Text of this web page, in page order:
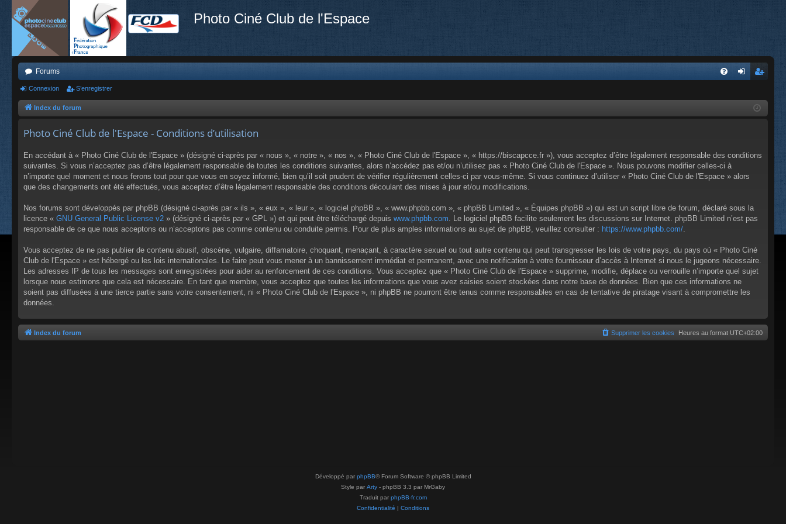
Photo Ciné Club de l'Espace
Forums
nr
re
Connexion S’enregistrer
Index du forum
Photo Ciné Club de l'Espace - Conditions d’utilisation
En accédant à « Photo Ciné Club de l'Espace » (désigné ci-après par « nous », « notre », « nos », « Photo Ciné Club de l'Espace », « https://biscapcce.fr »), vous acceptez d’être légalement responsable des conditions
suivantes. Si vous n’acceptez pas d’être légalement responsable de toutes les conditions suivantes, alors n’accédez pas et/ou n’utilisez pas « Photo Ciné Club de l'Espace ». Nous pouvons modifier celles-ci à
n’importe quel moment et nous ferons tout pour que vous en soyez informé, bien qu’il soit prudent de vérifier régulièrement celles-ci par vous-même. Si vous continuez d’utiliser « Photo Ciné Club de l'Espace » alors
que des changements ont été effectués, vous acceptez d’être légalement responsable des conditions découlant des mises à jour et/ou modifications.
Nos forums sont développés par phpBB (désigné ci-après par « ils », « eux », « leur », « logiciel phpBB », « www.phpbb.com », « phpBB Limited », « Équipes phpBB ») qui est un script libre de forum, déclaré sous la
licence « GNU General Public License v2 » (désigné ci-après par « GPL ») et qui peut être téléchargé depuis www.phpbb.com . Le logiciel phpBB facilite seulement les discussions sur Internet. phpBB Limited n’est pas
responsable de ce que nous acceptons ou n’acceptons pas comme contenu ou conduite permis. Pour de plus amples informations au sujet de phpBB, veuillez consulter : https://www.phpbb.com/
Vous acceptez de ne pas publier de contenu abusif, obscène, vulgaire, diffamatoire, choquant, menaçant, à caractère sexuel ou tout autre contenu qui peut transgresser les lois de votre pays, du pays où « Photo Ciné
Club de l'Espace » est hébergé ou les lois internationales. Le faire peut vous mener à un bannissement immédiat et permanent, avec une notification à votre fournisseur d’accès à Internet si nous le jugeons nécessaire.
Les adresses IP de tous les messages sont enregistrées pour aider au renforcement de ces conditions. Vous acceptez que « Photo Ciné Club de l'Espace » supprime, modifie, déplace ou verrouille n’importe quel sujet
lorsque nous estimons que cela est nécessaire. En tant que membre, vous acceptez que toutes les informations que vous avez saisies soient stockées dans notre base de données. Bien que ces informations ne
soient pas diffusées à une tierce partie sans votre consentement, ni « Photo Ciné Club de l'Espace », ni phpBB ne pourront être tenus comme responsables en cas de tentative de piratage visant à compromettre les
données.
Index du forum Heures au format UTC+02:00
Supprimer les cookies
Développé par phpBB® Forum Software © phpBB Limited
Style par Arty - phpBB 3.3 par MrGaby
Traduit par phpBB-fr.com
Confidentialité | Conditions